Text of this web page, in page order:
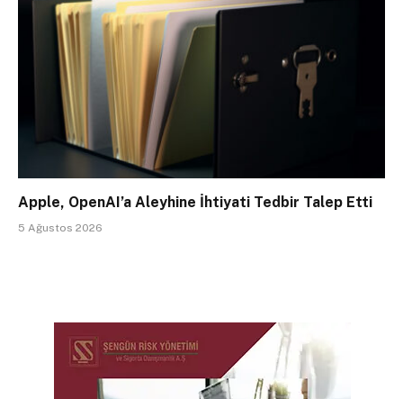
Apple, OpenAI’a Aleyhine İhtiyati Tedbir Talep Etti
5 Ağustos 2026